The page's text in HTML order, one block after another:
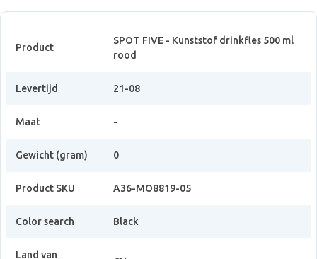
Product
SPOT FIVE - Kunststof drinkfles 500 ml
rood
Levertijd 21-08
Maat -
Gewicht (gram) 0
Product SKU A36-MO8819-05
Color search Black
Land van